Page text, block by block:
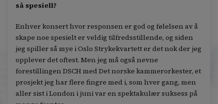
så spesiell?
Enhver konsert hvor responsen er god og følelsen av å
skape noe spesielt er veldig tilfredsstillende, og siden
jeg spiller så mye i Oslo Strykekvartett er det nok der jeg
opplever det oftest. Men jeg må også nevne
forestillingen DSCH med Det norske kammerorkester, et
prosjekt jeg har flere fingre med i, som hver gang, men
aller sist i London i juni var en spektakulær suksess på